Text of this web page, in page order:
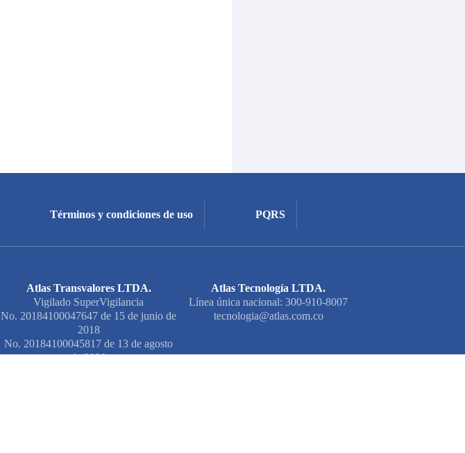
Términos y condiciones de uso PQRS
Atlas Transvalores LTDA.
Vigilado SuperVigilancia
No. 20184100047647 de 15 de junio de
2018
No. 20184100045817 de 13 de agosto
de 2020
Atlas Tecnología LTDA.
Línea única nacional: 300-910-8007
tecnologia@atlas.com.co